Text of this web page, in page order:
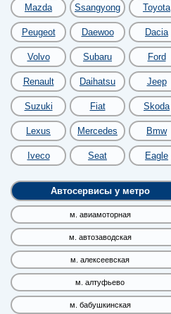
Mazda Ssangyong Toyota
Peugeot Daewoo Dacia
Volvo Subaru Ford
Renault Daihatsu Jeep
Suzuki Fiat Skoda
Lexus Mercedes Bmw
Iveco Seat Eagle
Автосервисы у метро
м. авиамоторная
м. автозаводская
м. алексеевская
м. алтуфьево
м. бабушкинская